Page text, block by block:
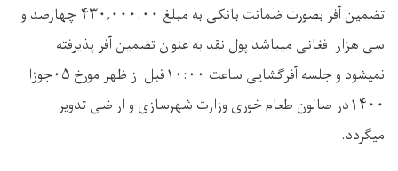
تضمین آفر بصورت ضمانت بانکی به مبلغ ۴۳۰,۰۰۰.۰۰ چهارصد و
سی هزار افغانی میباشد پول نقد به عنوان تضمین آفر پذیرفته
نمیشود و جلسه آفرگشایی ساعت ۱۰:۰۰قبل از ظهر مورخ ۰۵جوزا
۱۴۰۰در صالون طعام خوری وزارت شهرسازی و اراضی تدویر
میگردد.